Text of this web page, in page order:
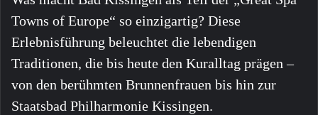
Towns of Europe“ so einzigartig? Diese
Erlebnisführung beleuchtet die lebendigen
Traditionen, die bis heute den Kuralltag prägen –
von den berühmten Brunnenfrauen bis hin zur
Staatsbad Philharmonie Kissingen.